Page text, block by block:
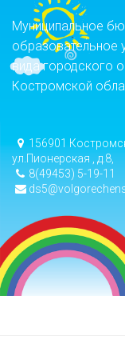
Муниципальное
вида городского
Костромской
156901
ул.Пионерская , д.8,
8(49453) 5-19-11